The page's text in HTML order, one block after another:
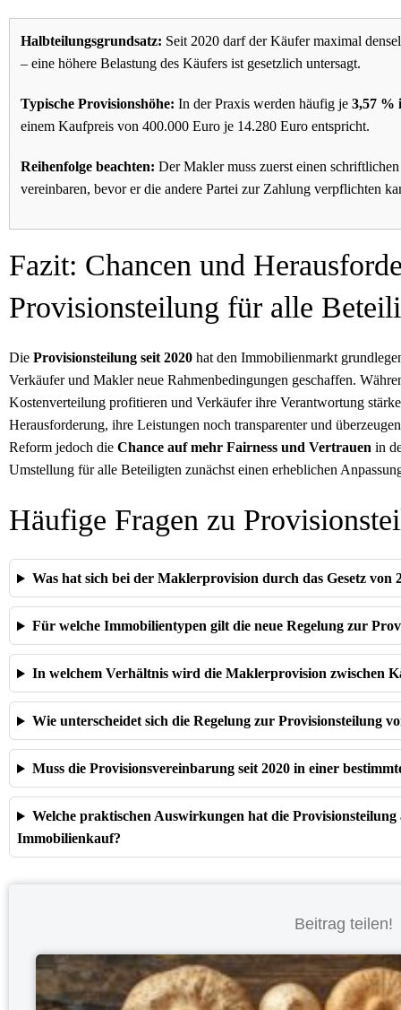
Halbteilungsgrundsatz: Seit 2020 darf der Käufer maximal
– eine höhere Belastung des Käufers ist gesetzlich untersagt.
Typische Provisionshöhe: In der Praxis werden häufig je 3,57 %
einem Kaufpreis von 400.000 Euro je 14.280 Euro entspricht.
Reihenfolge beachten: Der Makler muss zuerst einen
vereinbaren, bevor er die andere Partei zur Zahlung verpflichten
Fazit: Chancen und
Provisionsteilung für alle
Die Provisionsteilung seit 2020 hat den Immobilienmarkt
Verkäufer und Makler neue Rahmenbedingungen geschaffen.
Kostenverteilung profitieren und Verkäufer ihre Verantwortung
Herausforderung, ihre Leistungen noch transparenter und
Reform jedoch die Chance auf mehr Fairness und Vertrauen in
Umstellung für alle Beteiligten zunächst einen erheblichen
Häufige Fragen zu
Was hat sich bei der Maklerprovision durch das Gesetz von
Für welche Immobilientypen gilt die neue Regelung zur
In welchem Verhältnis wird die Maklerprovision zwischen
Wie unterscheidet sich die Regelung zur Provisionsteilung
Muss die Provisionsvereinbarung seit 2020 in einer
Welche praktischen Auswirkungen hat die
Immobilienkauf?
Beitrag teilen!